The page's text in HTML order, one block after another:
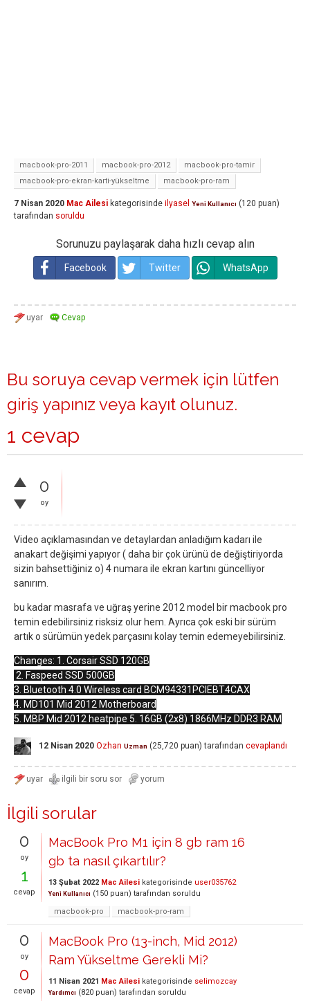
macbook-pro-2011 macbook-pro-2012
macbook-pro-tamir
macbook-pro-ekran-karti-yükseltme
macbook-pro-ram
7 Nisan 2020 Mac Ailesi kategorisinde ilyasel Yeni Kullanıcı (120 puan)
tarafından soruldu
Sorunuzu paylaşarak daha hızlı cevap alın
Facebook Twitter WhatsApp
Bu soruya cevap vermek için lütfen
giriş yapınız veya kayıt olunuz.
1 cevap
0
oy
Video açıklamasından ve detaylardan anladığım kadarı ile
anakart değişimi yapıyor ( daha bir çok ürünü de değiştiriyorda
sizin bahsettiğiniz o) 4 numara ile ekran kartını güncelliyor
sanırım.
bu kadar masrafa ve uğraş yerine 2012 model bir macbook pro
temin edebilirsiniz risksiz olur hem. Ayrıca çok eski bir sürüm
artık o sürümün yedek parçasını kolay temin edemeyebilirsiniz.
Changes: 1. Corsair SSD 120GB
2. Faspeed SSD 500GB
3. Bluetooth 4.0 Wireless card BCM94331PCIEBT4CAX
4. MD101 Mid 2012 Motherboard
5. MBP Mid 2012 heatpipe 5. 16GB (2x8) 1866MHz DDR3 RAM
12 Nisan 2020 Ozhan Uzman (25,720 puan) tarafından cevaplandı
İlgili sorular
0
oy
1
cevap
MacBook Pro M1 için 8 gb ram 16
gb ta nasıl çıkartılır?
13 Şubat 2022 Mac Ailesi kategorisinde user035762
Yeni Kullanıcı (150 puan) tarafından soruldu
macbook-pro
macbook-pro-ram
0
oy
0
cevap
MacBook Pro (13-inch, Mid 2012)
Ram Yükseltme Gerekli Mi?
11 Nisan 2021 Mac Ailesi kategorisinde selimozcay
Yardımcı (820 puan) tarafından soruldu